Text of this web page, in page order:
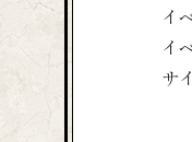
イ
イ
サ